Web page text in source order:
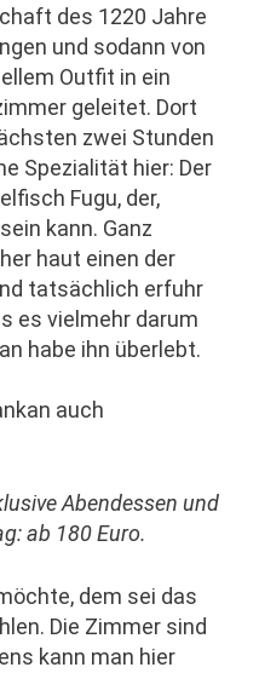
des 1220 Jahre
und sodann von
Outfit in ein
geleitet. Dort
zwei Stunden
Spezialität hier: Der
Fugu, der,
kann. Ganz
haut einen der
tatsächlich erfuhr
es vielmehr darum
habe ihn überlebt.
auch
Abendessen und
ab 180 Euro.
dem sei das
Die Zimmer sind
kann man hier